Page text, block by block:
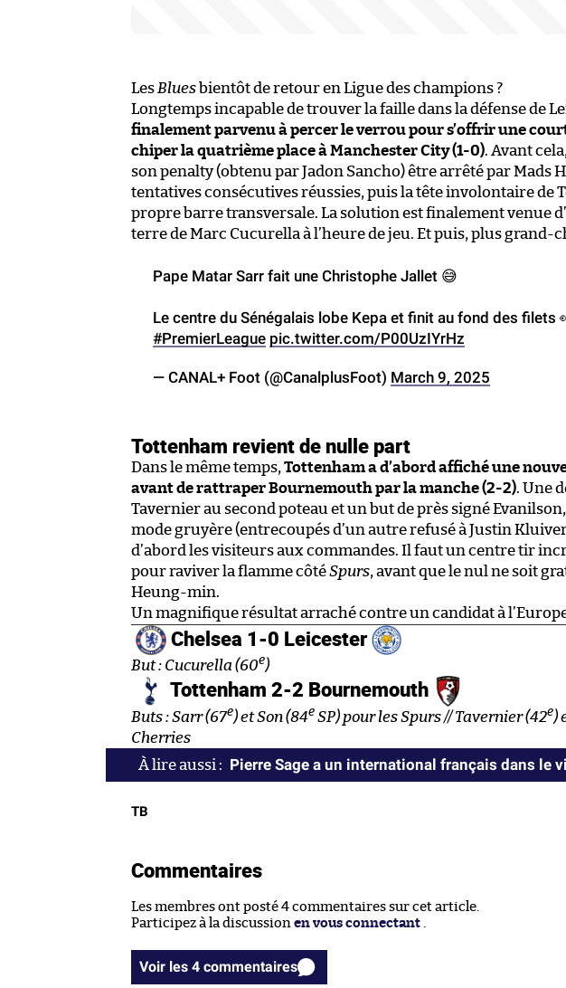
Les Bluesbientôt de retour en Ligue des champions ?
Longtemps incapable de trouver la faille dans la défense de
finalement parvenu à percer le verrou pour s’offrir une
chiper la quatrième place à Manchester City (1-0). Avant
son penalty (obtenu par Jadon Sancho) être arrêté par Mads
tentatives consécutives réussies, puis la tête involontaire de
propre barre transversale. La solution est finalement venue
terre de Marc Cucurella à l’heure de jeu. Et puis, plus grand-
Pape Matar Sarr fait une Christophe Jallet 😅
Le centre du Sénégalais lobe Kepa et finit au fond des filets
#PremierLeague pic.twitter.com/P00UzIYrHz
— CANAL+ Foot (@CanalplusFoot) March 9, 2025
Tottenham revient de nulle part
Dans le même temps, Tottenham a d’abord affiché une
avant de rattraper Bournemouth par la manche (2-2). Une
Tavernier au second poteau et un but de près signé
mode gruyère (entrecoupés d’un autre refusé à Justin
d’abord les visiteurs aux commandes. Il faut un centre tir
pour raviver la flamme côtéSpurs, avant que le nul ne soit
Heung-min.
Un magnifique résultat arraché contre un candidat à
Chelsea 1-0 Leicester
But : Cucurella (60e)
Tottenham 2-2 Bournemouth
Buts : Sarr (67e) et Son (84e SP) pour les Spurs // Tavernier (42e)
Cherries
Pierre Sage a un international français dans le
TB
Commentaires
Les membres ont posté 4 commentaires sur cet article.
Participez à la discussion en vous connectant .
Voir les 4 commentaires